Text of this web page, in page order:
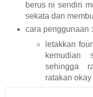
berus ni sendiri
sekata dan
cara penggunaan :
letakkan
sehingga
ratakan okay